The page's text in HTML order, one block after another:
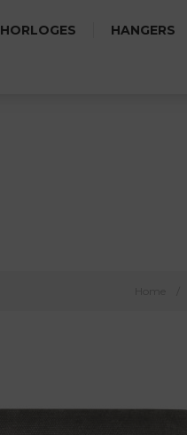
HORLOGES HANGERS